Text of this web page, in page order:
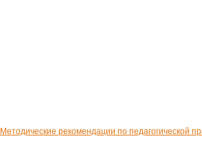
Методические рекомендации по педагогической